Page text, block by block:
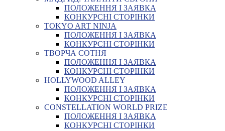
ПОЛОЖЕННЯ І ЗАЯВКА
КОНКУРСНІ СТОРІНКИ
TOKYO ART NINJA
ПОЛОЖЕННЯ І ЗАЯВКА
КОНКУРСНІ СТОРІНКИ
ТВОРЧА СОТНЯ
ПОЛОЖЕННЯ І ЗАЯВКА
КОНКУРСНІ СТОРІНКИ
HOLLYWOOD ALLEY
ПОЛОЖЕННЯ І ЗАЯВКА
КОНКУРСНІ СТОРІНКИ
CONSTELLATION WORLD PRIZE
ПОЛОЖЕННЯ І ЗАЯВКА
КОНКУРСНІ СТОРІНКИ